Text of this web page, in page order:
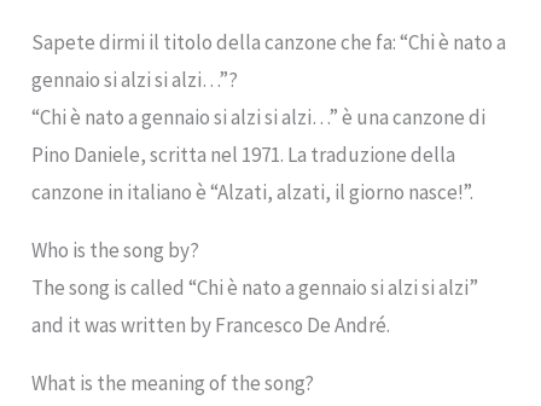
Sapete dirmi il titolo della canzone che fa: “Chi è nato a
gennaio si alzi si alzi…”?
“Chi è nato a gennaio si alzi si alzi…” è una canzone di
Pino Daniele, scritta nel 1971. La traduzione della
canzone in italiano è “Alzati, alzati, il giorno nasce!”.
Who is the song by?
The song is called “Chi è nato a gennaio si alzi si alzi”
and it was written by Francesco De André.
What is the meaning of the song?